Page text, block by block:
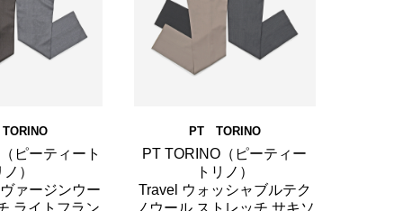
ピーティート
）
ァージンウー
PT TORINO
PT TORINO（ピーティー
トリノ）
Travel ウォッシャブルテク